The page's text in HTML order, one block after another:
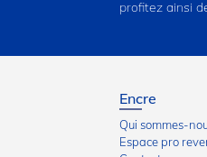
profitez ainsi
Encre
Qui sommes-
Espace pro